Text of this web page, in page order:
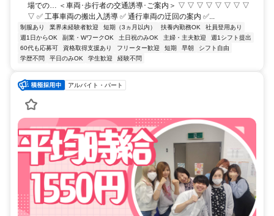
場での… ＜車両･歩行者の交通誘導･ご案内＞ ▽ ▽ ▽ ▽ ▽ ▽ ▽ ▽
▽ ✅ 工事車両の搬出入誘導 ✅ 通行車両の迂回の案内 ✅...
制服あり 業界未経験者歓迎 短期（3ヵ月以内） 扶養内勤務OK
社員登用あり
週1日からOK
副業・WワークOK 土日祝のみOK 主婦・主夫歓迎
週1シフト提出
60代も応募可
資格取得支援あり フリーター歓迎 短期 早朝
シフト自由
学歴不問
平日のみOK 学生歓迎 経験不問
アルバイト・パート